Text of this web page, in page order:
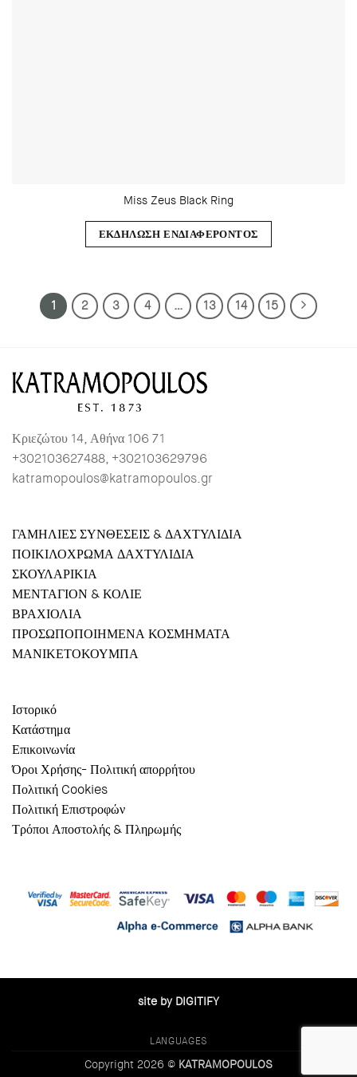
Miss Zeus Black Ring
ΕΚΔΗΛΩΣΗ ΕΝΔΙΑΦΕΡΟΝΤΟΣ
1 2 3 4 … 13 14 15
Κριεζώτου 14, Αθήνα 106 71
+302103627488, +302103629796
katramopoulos@katramopoulos.gr
ΓΑΜΗΛΙΕΣ ΣΥΝΘΕΣΕΙΣ & ΔΑΧΤΥΛΙΔΙΑ
ΠΟΙΚΙΛΟΧΡΩΜΑ ΔΑΧΤΥΛΙΔΙΑ
ΣΚΟΥΛΑΡΙΚΙΑ
ΜΕΝΤΑΓΙΟΝ & ΚΟΛΙΕ
ΒΡΑΧΙΟΛΙΑ
ΠΡΟΣΩΠΟΠΟΙΗΜΕΝΑ ΚΟΣΜΗΜΑΤΑ
ΜΑΝΙΚΕΤΟΚΟΥΜΠΑ
Ιστορικό
Κατάστημα
Επικοινωνία
Όροι Χρήσης- Πολιτική απορρήτου
Πολιτική Cookies
Πολιτική Επιστροφών
Τρόποι Αποστολής & Πληρωμής
site by DIGITIFY
LANGUAGES
Copyright 2026 © KATRAMOPOULOS